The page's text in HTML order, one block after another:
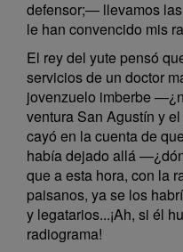
defensor;— llevamos
le han convencido mis
El rey del yute pensó
servicios de un doctor
jovenzuelo imberbe
ventura San Agustín y
cayó en la cuenta de
había dejado allá
que a esta hora, con la
paisanos, ya se los
y legatarios...¡Ah, si él
radiograma!